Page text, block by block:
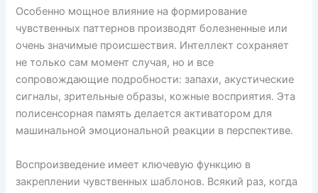
Особенно мощное влияние на формирование
чувственных паттернов производят болезненные или
очень значимые происшествия. Интеллект сохраняет
не только сам момент случая, но и все
сопровождающие подробности: запахи, акустические
сигналы, зрительные образы, кожные восприятия. Эта
полисенсорная память делается активатором для
машинальной эмоциональной реакции в перспективе.
Воспроизведение имеет ключевую функцию в
закреплении чувственных шаблонов. Всякий раз, когда